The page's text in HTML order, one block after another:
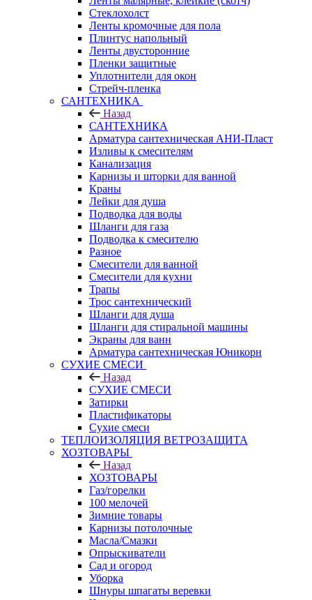
Стеклохолст
Ленты кромочные для пола
Плинтус напольный
Ленты двусторонние
Пленки защитные
Уплотнители для окон
Стрейч-пленка
САНТЕХНИКА
Назад
САНТЕХНИКА
Арматура сантехническая АНИ-Пласт
Изливы к смесителям
Канализация
Карнизы и шторки для ванной
Краны
Лейки для душа
Подводка для воды
Шланги для газа
Подводка к смесителю
Разное
Смесители для ванной
Смесители для кухни
Трапы
Трос сантехнический
Шланги для душа
Шланги для стиральной машины
Экраны для ванн
Арматура сантехническая Юникорн
СУХИЕ СМЕСИ
Назад
СУХИЕ СМЕСИ
Затирки
Пластификаторы
Сухие смеси
ТЕПЛОИЗОЛЯЦИЯ ВЕТРОЗАЩИТА
ХОЗТОВАРЫ
Назад
ХОЗТОВАРЫ
Газ/горелки
100 мелочей
Зимние товары
Карнизы потолочные
Масла/Смазки
Опрыскиватели
Сад и огород
Уборка
Шнуры шпагаты веревки